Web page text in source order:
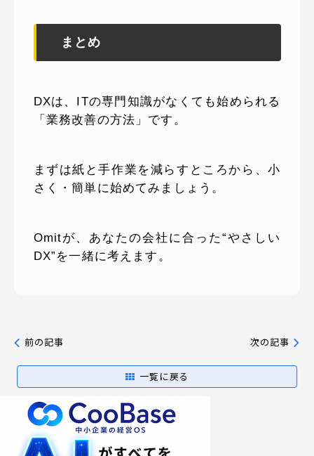
まとめ
DXは、ITの専門知識がなくても始められる
「業務改善の方法」です。
まずは紙と手作業を減らすところから、小
さく・簡単に始めてみましょう。
Omitが、あなたの会社に合った“やさしい
DX”を一緒に考えます。
前の記事
一覧に戻る
次の記事